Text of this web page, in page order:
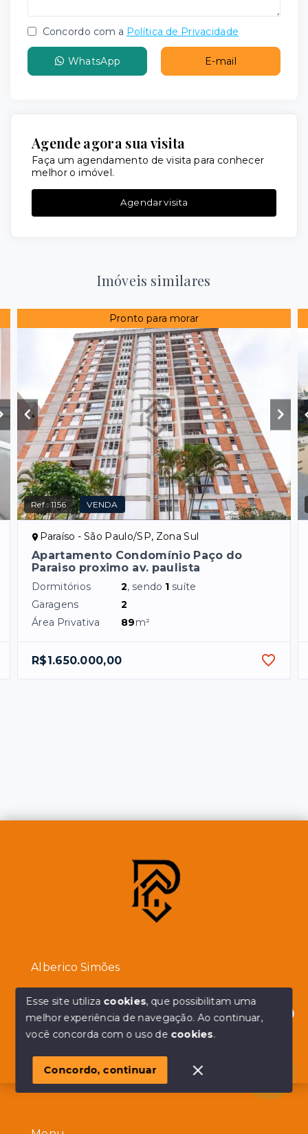
Concordo com a Política de Privacidade
WhatsApp E-mail
Agende agora sua visita
Faça um agendamento de visita para conhecer
melhor o imóvel.
Agendar visita
Imóveis similares
Pronto para morar
Ref.:1156 VENDA
Paraíso - São Paulo/SP, Zona Sul
Apartamento Condomínio Paço do
Paraiso proximo av. paulista
Dormitórios 2, sendo 1 suíte
Garagens
2
Área Privativa
89m²
R$1.650.000,00
Olá! em posso ajudar?
Alberico Simões
(11) 94932-2215
Ver e-mail
Consultor imobiliário
CRECI:182315-F
Esse site utiliza cookies, que possibilitam uma
melhor experiência de navegação.Ao continuar,
você concorda com o uso de cookies.
Concordo, continuar